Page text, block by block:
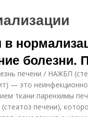
болезни.
печени / НАЖБП
— это
ткани паренхимы
печени),